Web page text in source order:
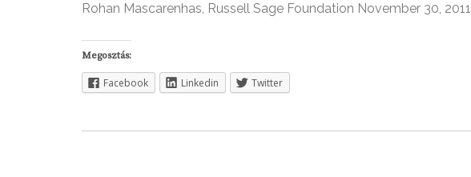
Rohan Mascarenhas, Russell Sage Foundation November 30, 2011
Megosztás:
Facebook Linkedin Twitter